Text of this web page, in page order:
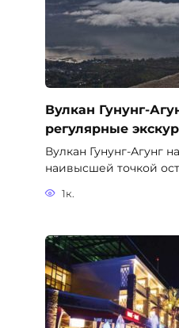
Вулкан Гунунг-
регулярные
Вулкан Гунунг-Агунг
наивысшей точкой
1к.